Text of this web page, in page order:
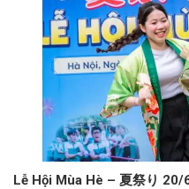
Lễ Hội Mùa Hè – 夏祭り 20/